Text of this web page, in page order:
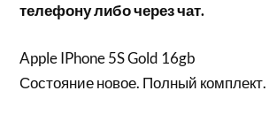
телефону либо через чат.
Apple IPhone 5S Gold 16gb
Состояние новое. Полный комплект.